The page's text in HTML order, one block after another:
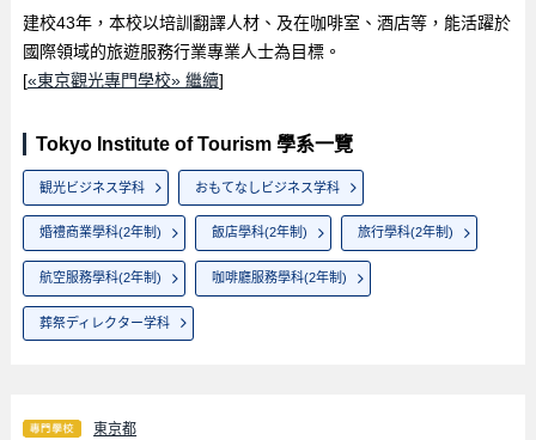
建校43年，本校以培訓翻譯人材、及在咖啡室、酒店等，能活躍於
國際領域的旅遊服務行業專業人士為目標。
[«東京觀光專門學校» 繼續]
Tokyo Institute of Tourism 學系一覽
観光ビジネス学科 おもてなしビジネス学科
婚禮商業學科(2年制) 飯店學科(2年制) 旅行學科(2年制)
航空服務學科(2年制) 咖啡廳服務學科(2年制)
葬祭ディレクター学科
東京都